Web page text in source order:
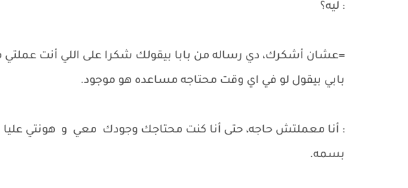
: ليه؟
=عشان أشكرك، دي رساله من بابا بيقولك شكرا على اللي أنت
بابي بيقول لو في اي وقت محتاجه مساعده هو موجود.
: أنا معملتش حاجه، حتى أنا كنت محتاجك وجودك معي و هونتي عليا
بسمه.